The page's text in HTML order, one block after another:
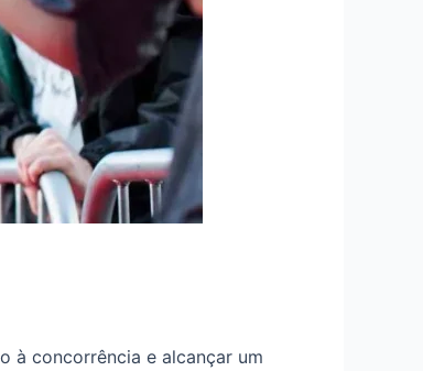
à concorrência e alcançar um